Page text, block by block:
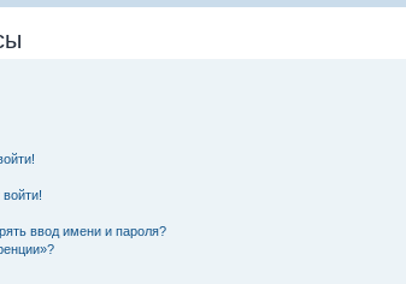
ввод имени и пароля?